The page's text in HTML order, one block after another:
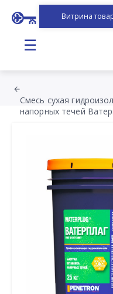
Витрина
☰
Смесь сухая
напорных течей